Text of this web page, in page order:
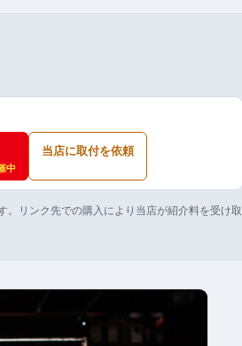
中
当店に取付を依頼
。リンク先での購入により当店が紹介料を受け取